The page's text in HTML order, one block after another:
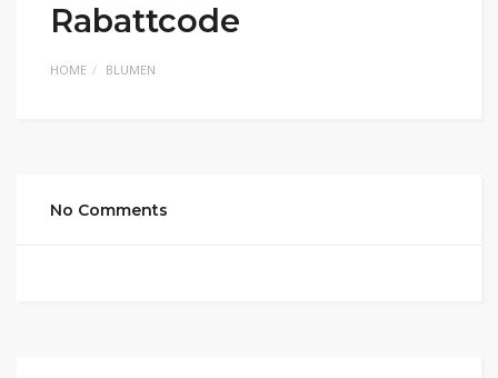
Rabattcode
HOME BLUMEN
No Comments